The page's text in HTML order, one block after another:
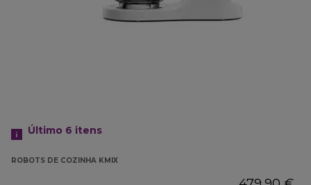
Último 6 itens
ROBOTS DE COZINHA KMIX